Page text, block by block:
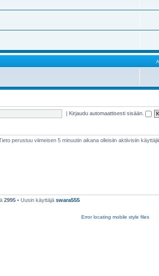
| Kirjaudu automaattisesti sisään.
perustuu viimeisen 5 minuutin aikana olleisiin aktiivisiin
2995 • Uusin käyttäjä swara555
Error locating mobile style files